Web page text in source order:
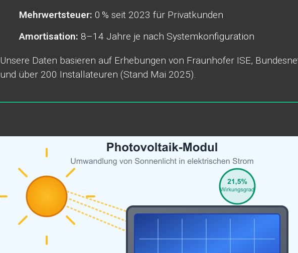
Mehrwertsteuer: 0 % seit 2023 für Privatkunden
Amortisation: 8–14 Jahre je nach Systemkonfiguration
Unsere Daten basieren auf Erhebungen von Fraunhofer ISE,
und über 200 Installateuren (Stand Mai 2025).